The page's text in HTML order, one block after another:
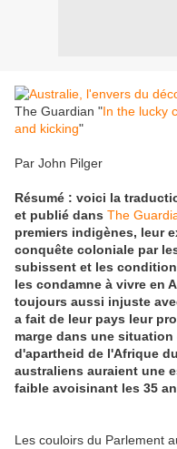
The Guardian "In the lucky
and kicking"
Par John Pilger
Résumé : voici la
et publié dans The
premiers indigènes, leur
conquête coloniale par
subissent et les
les condamne à vivre en
toujours aussi injuste
a fait de leur pays leur
marge dans une
d'apartheid de l'Afrique
australiens auraient une
faible avoisinant les 35
Les couloirs du Parlement